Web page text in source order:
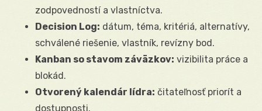
zodpovedností a vlastníctva.
Decision Log: dátum, téma, kritériá, alternatívy,
schválené riešenie, vlastník, revízny bod.
Kanban so stavom záväzkov: vizibilita práce a
blokád.
Otvorený kalendár lídra: čitateľnosť priorít a
dostupnosti.